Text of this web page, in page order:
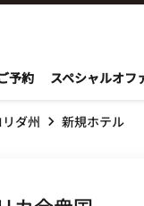
予約 スペシャルオフ
リダ州 新規ホテル